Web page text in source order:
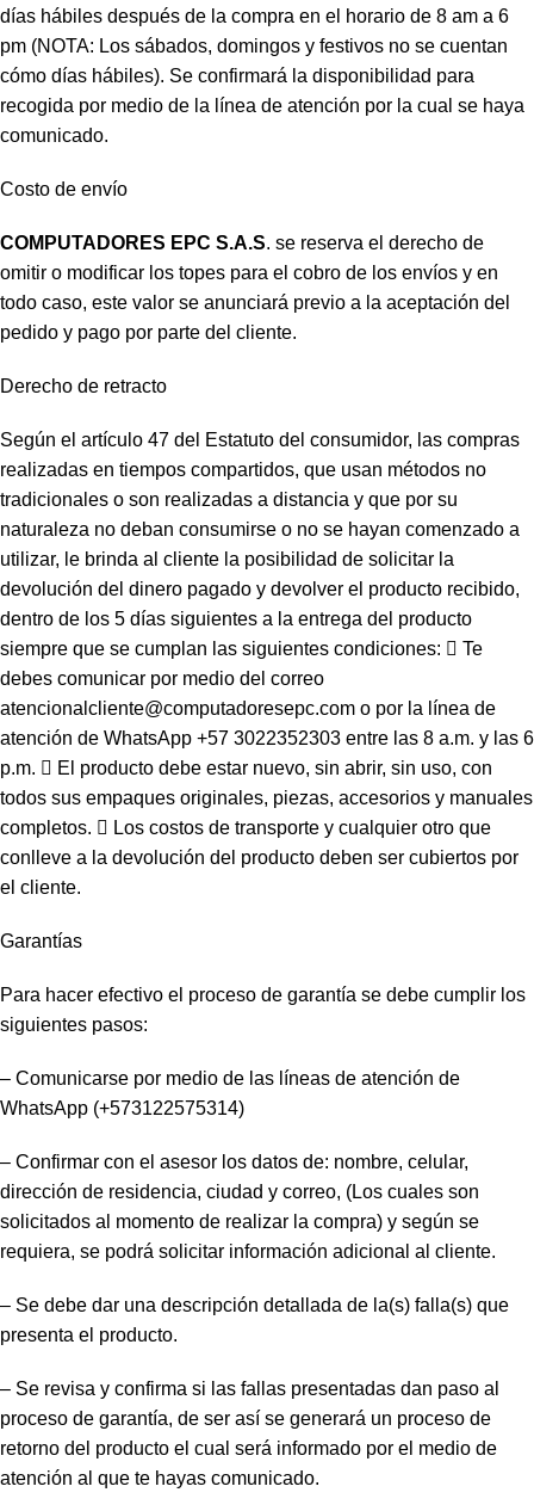
días hábiles después de la compra en el horario de 8 am a 6
pm (NOTA: Los sábados, domingos y festivos no se cuentan
cómo días hábiles). Se confirmará la disponibilidad para
recogida por medio de la línea de atención por la cual se haya
comunicado.
Costo de envío
COMPUTADORES EPC S.A.S. se reserva el derecho de
omitir o modificar los topes para el cobro de los envíos y en
todo caso, este valor se anunciará previo a la aceptación del
pedido y pago por parte del cliente.
Derecho de retracto
Según el artículo 47 del Estatuto del consumidor, las compras
realizadas en tiempos compartidos, que usan métodos no
tradicionales o son realizadas a distancia y que por su
naturaleza no deban consumirse o no se hayan comenzado a
utilizar, le brinda al cliente la posibilidad de solicitar la
devolución del dinero pagado y devolver el producto recibido,
dentro de los 5 días siguientes a la entrega del producto
siempre que se cumplan las siguientes condiciones:  Te
debes comunicar por medio del correo
atencionalcliente@computadoresepc.com o por la línea de
atención de WhatsApp +57 3022352303 entre las 8 a.m. y las 6
p.m.  El producto debe estar nuevo, sin abrir, sin uso, con
todos sus empaques originales, piezas, accesorios y manuales
completos.  Los costos de transporte y cualquier otro que
conlleve a la devolución del producto deben ser cubiertos por
el cliente.
Garantías
Para hacer efectivo el proceso de garantía se debe cumplir los
siguientes pasos:
– Comunicarse por medio de las líneas de atención de
WhatsApp (+573122575314)
– Confirmar con el asesor los datos de: nombre, celular,
dirección de residencia, ciudad y correo, (Los cuales son
solicitados al momento de realizar la compra) y según se
requiera, se podrá solicitar información adicional al cliente.
– Se debe dar una descripción detallada de la(s) falla(s) que
presenta el producto.
– Se revisa y confirma si las fallas presentadas dan paso al
proceso de garantía, de ser así se generará un proceso de
retorno del producto el cual será informado por el medio de
atención al que te hayas comunicado.